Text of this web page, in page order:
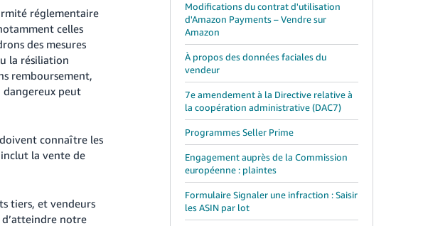
réglementaire
celles
des mesures
la résiliation
remboursement,
dangereux peut
connaître les
la vente de
tiers, et vendeurs
notre
Modifications du contrat d'utilisation
d'Amazon Payments – Vendre sur
Amazon
À propos des données faciales du
vendeur
7e amendement à la Directive relative à
la coopération administrative (DAC7)
Programmes Seller Prime
Engagement auprès de la Commission
européenne : plaintes
Formulaire Signaler une infraction : Saisir
les ASIN par lot